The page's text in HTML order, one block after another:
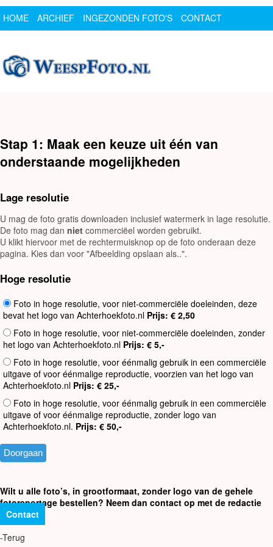
HOME ARCHIEF INGEZONDEN FOTO'S
CONTACT
Stap 1: Maak een keuze uit één van
onderstaande mogelijkheden
Lage resolutie
U mag de foto gratis downloaden inclusief watermerk in lage resolutie.
De foto mag dan niet commerciëel worden gebruikt.
U klikt hiervoor met de rechtermuisknop op de foto onderaan deze
pagina. Kies dan voor "Afbeelding opslaan als..".
Hoge resolutie
Foto in hoge resolutie, voor niet-commerciële doeleinden, deze
bevat het logo van Achterhoekfoto.nl Prijs: € 2,50
Foto in hoge resolutie, voor niet-commerciële doeleinden, zonder
het logo van Achterhoekfoto.nl Prijs: € 5,-
Foto in hoge resolutie, voor éénmalig gebruik in een commerciële
uitgave of voor éénmalige reproductie, voorzien van het logo van
Achterhoekfoto.nl Prijs: € 25,-
Foto in hoge resolutie, voor éénmalig gebruik in een commerciële
uitgave of voor éénmalige reproductie, zonder logo van
Achterhoekfoto.nl. Prijs: € 50,-
Wilt u alle foto’s, in grootformaat, zonder logo van de gehele
fotoreportage bestellen? Neem dan contact op met de redactie
Contact
-Terug